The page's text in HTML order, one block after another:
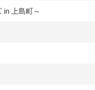
in 上島町～